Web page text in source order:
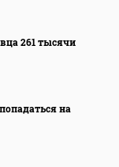
261 тысячи
на